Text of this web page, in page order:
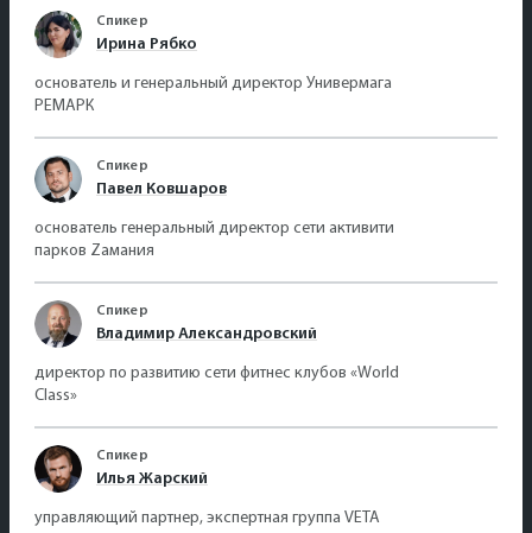
Спикер
Ирина Рябко
основатель и генеральный директор Универмага
РЕМАРК
Спикер
Павел Ковшаров
основатель генеральный директор сети активити
парков Zамания
Спикер
Владимир Александровский
директор по развитию сети фитнес клубов «World
Class»
Спикер
Илья Жарский
управляющий партнер, экспертная группа VETA